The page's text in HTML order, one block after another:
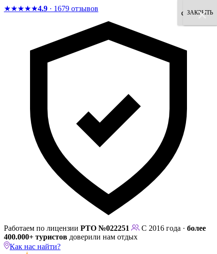
★★★★★4.9 · 1679 отзывов
Работаем по лицензии РТО №022251 С 2016 года · более
400.000+ туристов доверили нам отдых
Как нас найти?
×
×
×
×
согласен
×
×
ЗАКРЫТЬ
×
×